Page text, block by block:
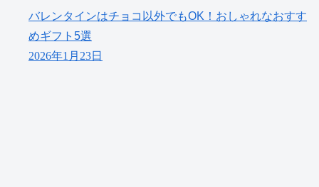
バレンタインはチョコ以外でもOK！おしゃれなおすす
めギフト5選
2026年1月23日